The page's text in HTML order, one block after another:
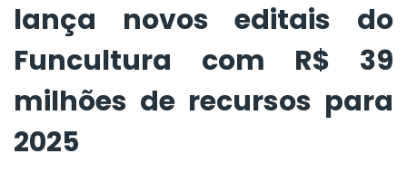
lança novos editais do
Funcultura com R$ 39
milhões de recursos para
2025